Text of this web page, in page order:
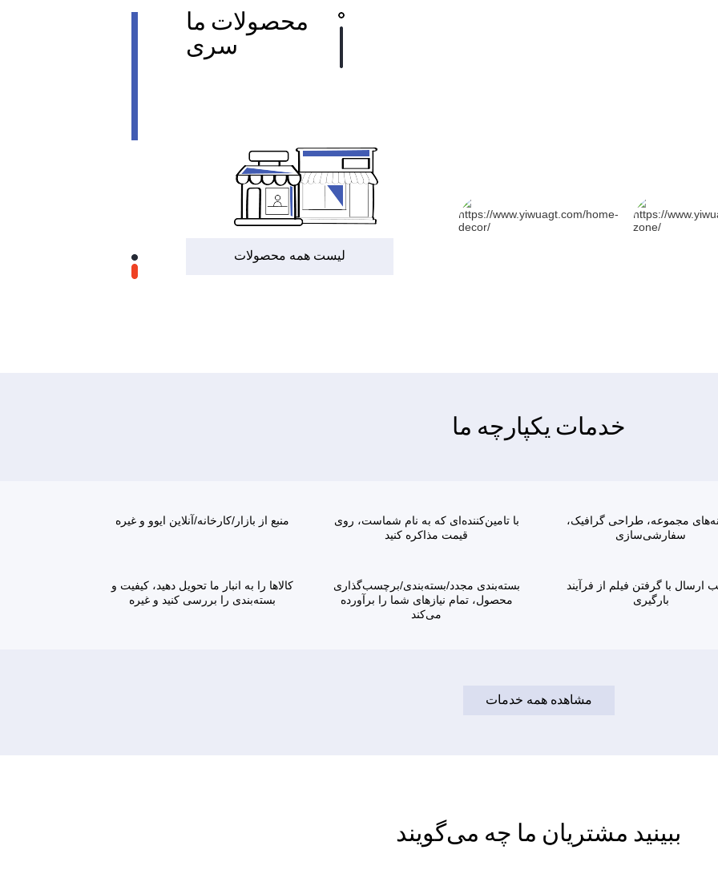
محصولات ما
سری
لیست همه محصولات
خدمات یکپارچه ما
منبع از بازار/کارخانه/آنلاین ایوو و غیره
با تامین‌کننده‌ای که به نام شماست، روی
قیمت مذاکره کنید
مجموعه، طراحی گرافیک،
سفارشی‌سازی
کالاها را به انبار ما تحویل دهید، کیفیت و
بسته‌بندی را بررسی کنید و غیره
بسته‌بندی مجدد/بسته‌بندی/برچسب‌گذاری
محصول، تمام نیازهای شما را برآورده
می‌کند
ارسال با گرفتن فیلم از فرآیند
بارگیری
مشاهده همه خدمات
ببینید مشتریان ما چه می‌گویند